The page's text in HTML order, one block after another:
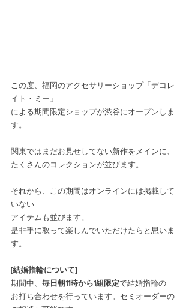
この度、福岡のアクセサリーショップ「デコレ
イト・ミー」
による期間限定ショップが渋谷にオープンしま
す。
関東ではまだお見せしてない新作をメインに、
たくさんのコレクションが並びます。
それから、この期間はオンラインには掲載して
いない
アイテムも並びます。
是非手に取って楽しんでいただけたらと思いま
す。
[結婚指輪について]
期間中、 毎日朝11時から1組限定で結婚指輪の
お打ち合わせを行っています。セミオーダーの